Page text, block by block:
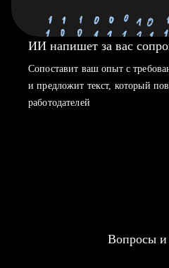
ИИ напишет за вас
Сопоставит ваш опыт с
и предложит текст, который
работодателей
Вопросы и